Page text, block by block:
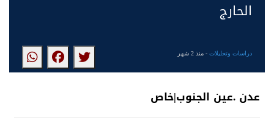
الحارج
دراسات وتحليلات- منذ 2 شهر
عدن .عين الجنوب|خاص